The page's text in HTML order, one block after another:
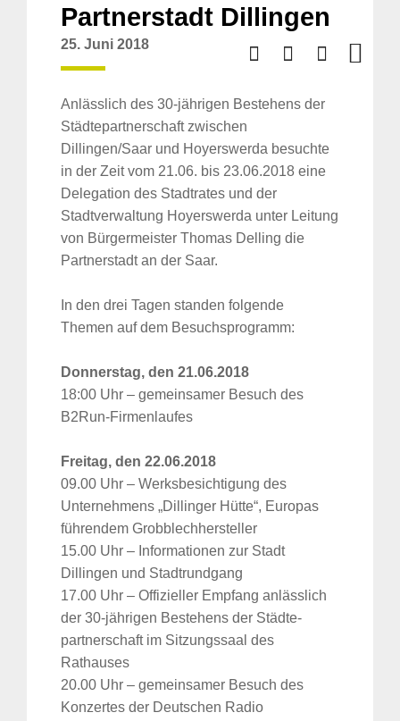
Partnerstadt Dillingen
25. Juni 2018
Anlässlich des 30-jährigen Bestehens der
Städtepartnerschaft zwischen
Dillingen/Saar und Hoyerswerda besuchte
in der Zeit vom 21.06. bis 23.06.2018 eine
Delegation des Stadtrates und der
Stadtverwaltung Hoyerswerda unter Leitung
von Bürgermeister Thomas Delling die
Partnerstadt an der Saar.
In den drei Tagen standen folgende
Themen auf dem Besuchsprogramm:
Donnerstag, den 21.06.2018
18:00 Uhr – gemeinsamer Besuch des
B2Run-Firmenlaufes
Freitag, den 22.06.2018
09.00 Uhr – Werksbesichtigung des
Unternehmens „Dillinger Hütte“, Europas
führendem Grobblechhersteller
15.00 Uhr – Informationen zur Stadt
Dillingen und Stadtrundgang
17.00 Uhr – Offizieller Empfang anlässlich
der 30-jährigen Bestehens der Städte-
partnerschaft im Sitzungssaal des
Rathauses
20.00 Uhr – gemeinsamer Besuch des
Konzertes der Deutschen Radio